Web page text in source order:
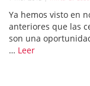
Ya hemos visto en
anteriores que las
son una
… Leer